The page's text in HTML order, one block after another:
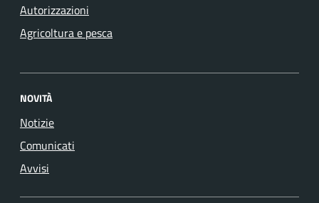
Autorizzazioni
Agricoltura e pesca
NOVITÀ
Notizie
Comunicati
Avvisi